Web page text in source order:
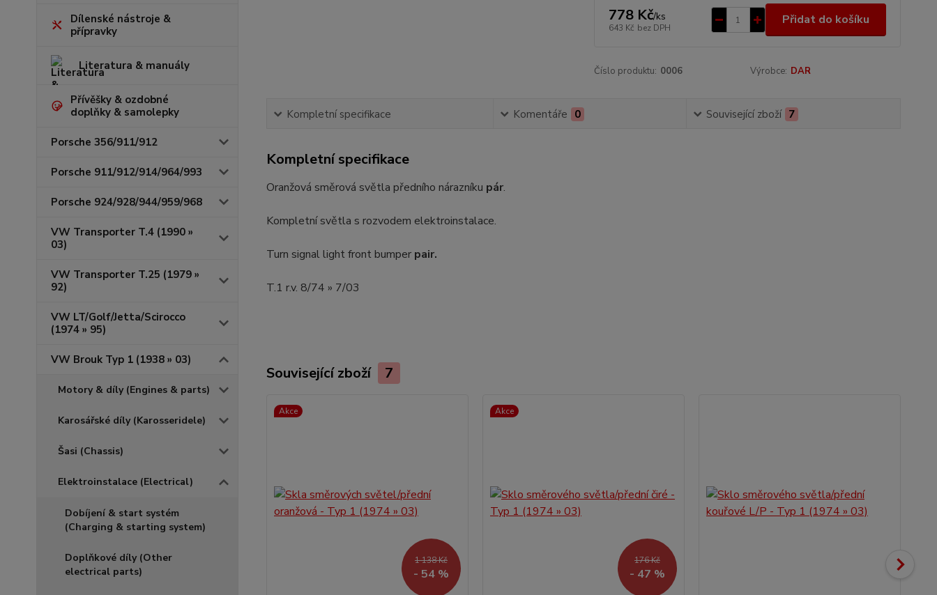
Dílenské nástroje &
přípravky
Literatura & manuály
Přívěšky & ozdobné
doplňky & samolepky
Porsche 356/911/912
Porsche 911/912/914/964/993
Porsche 924/928/944/959/968
VW Transporter T.4 (1990 »
03)
VW Transporter T.25 (1979 »
92)
VW LT/Golf/Jetta/Scirocco
(1974 » 95)
VW Brouk Typ 1 (1938 » 03)
Motory & díly (Engines & parts)
Karosářské díly (Karosseridele)
Šasi (Chassis)
Elektroinstalace (Electrical)
Dobíjení & start systém
(Charging & starting system)
Doplňkové díly (Other
electrical parts)
778 Kč/ks
643 Kč bez DPH
Přidat do košíku
Číslo produktu: 0006 Výrobce: DAR
Kompletní specifikace Komentáře 0 Související zboží 7
Kompletní specifikace
Oranžová směrová světla předního nárazníku pár.
Kompletní světla s rozvodem elektroinstalace.
Turn signal light front bumper pair.
T.1 r.v. 8/74 » 7/03
Související zboží 7
Akce
1 138 Kč
- 54 %
Akce
176 Kč
- 47 %